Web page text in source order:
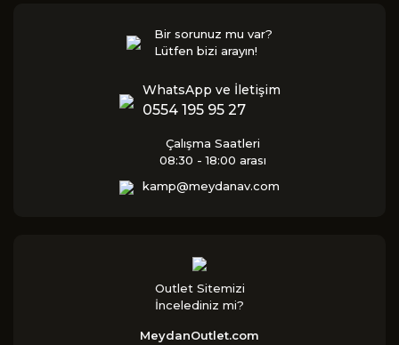
Bir sorunuz mu var?
Lütfen bizi arayın!
WhatsApp ve İletişim
0554 195 95 27
Çalışma Saatleri
08:30 - 18:00 arası
kamp@meydanav.com
Outlet Sitemizi
İncelediniz mi?
MeydanOutlet.com